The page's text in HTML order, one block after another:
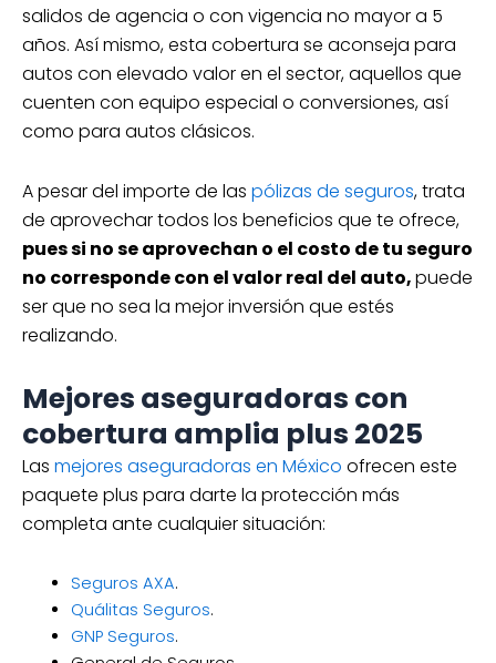
salidos de agencia o con vigencia no mayor a 5
años. Así mismo, esta cobertura se aconseja para
autos con elevado valor en el sector, aquellos que
cuenten con equipo especial o conversiones, así
como para autos clásicos.
A pesar del importe de las pólizas de seguros, trata
de aprovechar todos los beneficios que te ofrece,
pues si no se aprovechan o el costo de tu seguro
no corresponde con el valor real del auto,puede
ser que no sea la mejor inversión que estés
realizando.
Mejores aseguradoras con
cobertura amplia plus 2025
Las mejores aseguradoras en México ofrecen este
paquete plus para darte la protección más
completa ante cualquier situación:
Seguros AXA.
Quálitas Seguros.
GNP Seguros.